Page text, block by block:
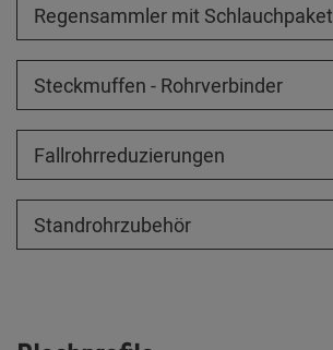
Regensammler mit Schlauchpaket
Steckmuffen - Rohrverbinder
Fallrohrreduzierungen
Standrohrzubehör